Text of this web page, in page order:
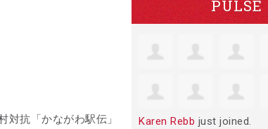
抗「かながわ駅伝」
PULSE
Karen Rebb just joined.